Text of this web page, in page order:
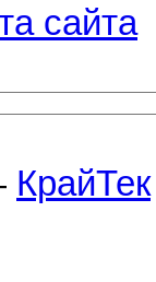
сайта
КрайТек